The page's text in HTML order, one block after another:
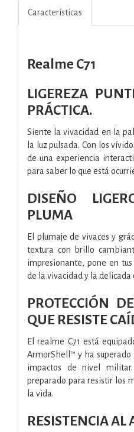
Características
Realme C71
LIGEREZA
PRÁCTICA.
Siente la vivacidad en la
la luz pulsada. Con los
de una experiencia
para saber lo que está
DISEÑO
PLUMA
El plumaje de vivaces y
textura con brillo
impresionante, pone en
de la vivacidad y la delicada
PROTECCIÓN
QUE RESISTE
El realme C71 está
ArmorShell™ y ha superado
impactos de nivel
preparado para resistir los
la vida.
RESISTENCIA AL